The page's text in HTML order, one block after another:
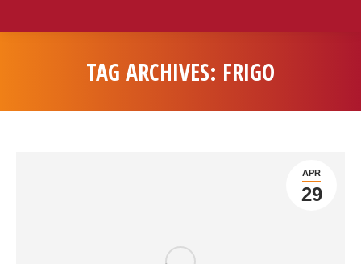
TAG ARCHIVES: FRIGO
APR
29